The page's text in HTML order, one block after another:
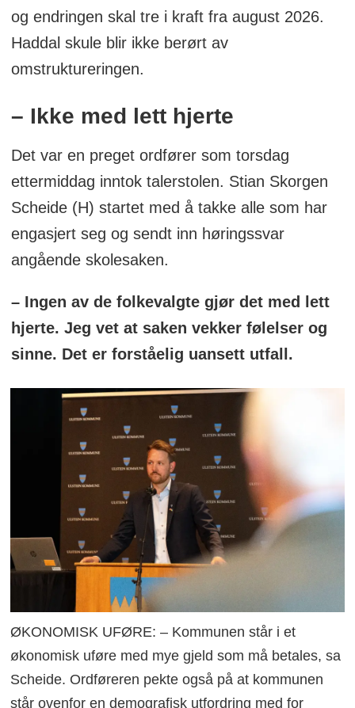
Midlertidig skoleskyss tilbys inntil gang- og
sykkelvei er på plass (maks tre år).
2. Skolekretsgrensene tilpasses den nye
strukturen.
3. Innsparinger tas gjennom naturlig
reduksjon i stillinger i skole og kultur, uten
å svekke kvalitet eller trygghet.
4. Haddal skule evalueres i mai 2027 med
fokus på kvalitet, miljø og trivsel.
og endringen skal tre i kraft fra august 2026.
Haddal skule blir ikke berørt av
omstruktureringen.
– Ikke med lett hjerte
Det var en preget ordfører som torsdag
ettermiddag inntok talerstolen. Stian Skorgen
Scheide (H) startet med å takke alle som har
engasjert seg og sendt inn høringssvar
angående skolesaken.
– Ingen av de folkevalgte gjør det med lett
hjerte. Jeg vet at saken vekker følelser og
sinne. Det er forståelig uansett utfall.
ØKONOMISK UFØRE: – Kommunen står i et
økonomisk uføre med mye gjeld som må betales, sa
Scheide. Ordføreren pekte også på at kommunen
står ovenfor en demografisk utfordring med for